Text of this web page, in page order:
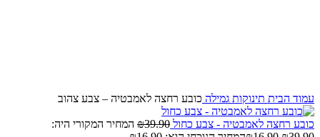
עמוד הבית תינוקות גמילה כובע רחצה לאמבטיה – צבע צהוב
כובע רחצה לאמבטיה - צבע כחול ₪39.90
המחיר המקורי היה: